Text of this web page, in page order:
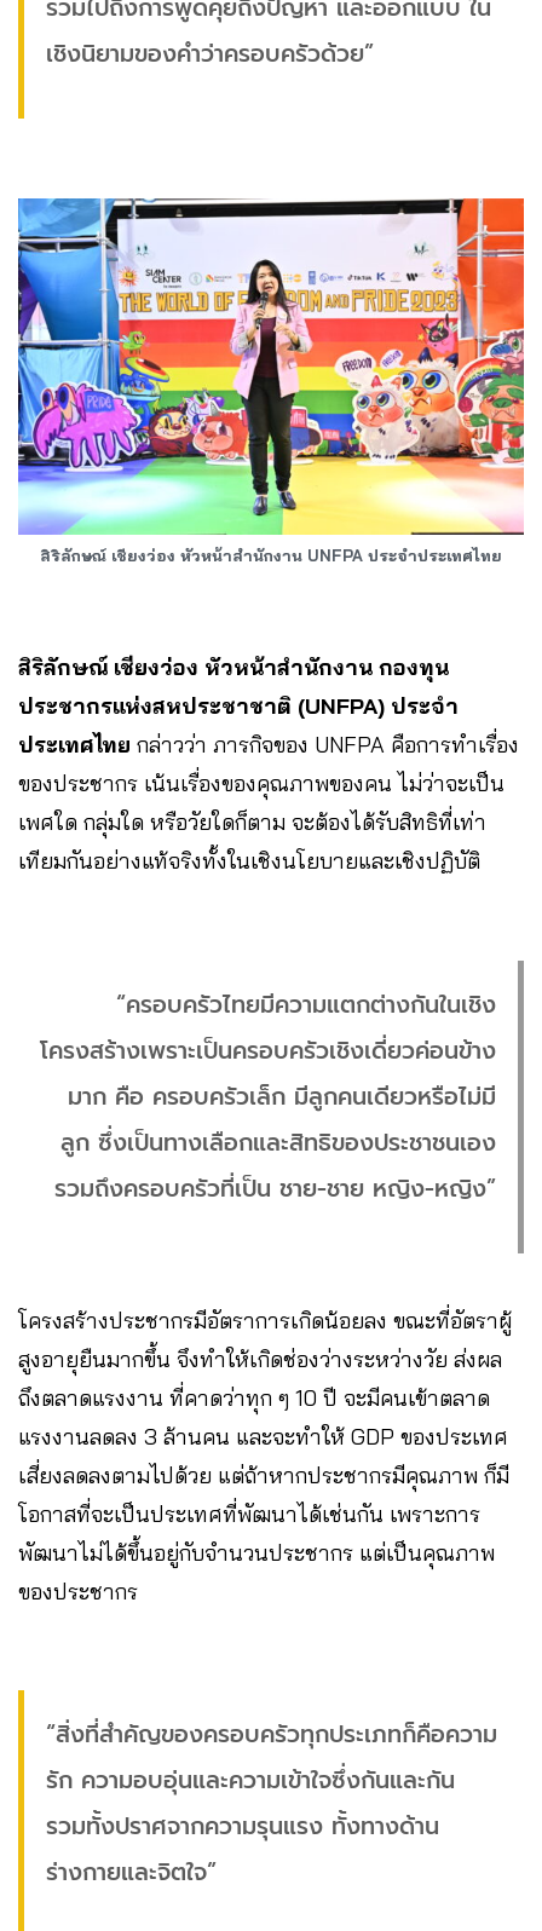
รวมไปถึงการพูดคุยถึงปัญหา และออกแบบ ใน
เชิงนิยามของคำว่าครอบครัวด้วย”
สิริลักษณ์ เชียงว่อง หัวหน้าสำนักงาน UNFPA ประจำประเทศไทย
สิริลักษณ์ เชียงว่อง หัวหน้าสำนักงาน กองทุน
ประชากรแห่งสหประชาชาติ (UNFPA) ประจำ
ประเทศไทย กล่าวว่า ภารกิจของ UNFPA คือการทำเรื่อง
ของประชากร เน้นเรื่องของคุณภาพของคน ไม่ว่าจะเป็น
เพศใด กลุ่มใด หรือวัยใดก็ตาม จะต้องได้รับสิทธิที่เท่า
เทียมกันอย่างแท้จริงทั้งในเชิงนโยบายและเชิงปฏิบัติ
“ครอบครัวไทยมีความแตกต่างกันในเชิง
โครงสร้างเพราะเป็นครอบครัวเชิงเดี่ยวค่อนข้าง
มาก คือ ครอบครัวเล็ก มีลูกคนเดียวหรือไม่มี
ลูก ซึ่งเป็นทางเลือกและสิทธิของประชาชนเอง
รวมถึงครอบครัวที่เป็น ชาย-ชาย หญิง-หญิง”
โครงสร้างประชากรมีอัตราการเกิดน้อยลง ขณะที่อัตราผู้
สูงอายุยืนมากขึ้น จึงทำให้เกิดช่องว่างระหว่างวัย ส่งผล
ถึงตลาดแรงงาน ที่คาดว่าทุก ๆ 10 ปี จะมีคนเข้าตลาด
แรงงานลดลง 3 ล้านคน และจะทำให้ GDP ของประเทศ
เสี่ยงลดลงตามไปด้วย แต่ถ้าหากประชากรมีคุณภาพ ก็มี
โอกาสที่จะเป็นประเทศที่พัฒนาได้เช่นกัน เพราะการ
พัฒนาไม่ได้ขึ้นอยู่กับจำนวนประชากร แต่เป็นคุณภาพ
ของประชากร
“สิ่งที่สำคัญของครอบครัวทุกประเภทก็คือความ
รัก ความอบอุ่นและความเข้าใจซึ่งกันและกัน
รวมทั้งปราศจากความรุนแรง ทั้งทางด้าน
ร่างกายและจิตใจ”